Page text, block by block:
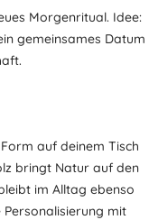
Morgenritual. Idee:
gemeinsames Datum
auf deinem Tisch
bringt Natur auf den
im Alltag ebenso
Personalisierung mit